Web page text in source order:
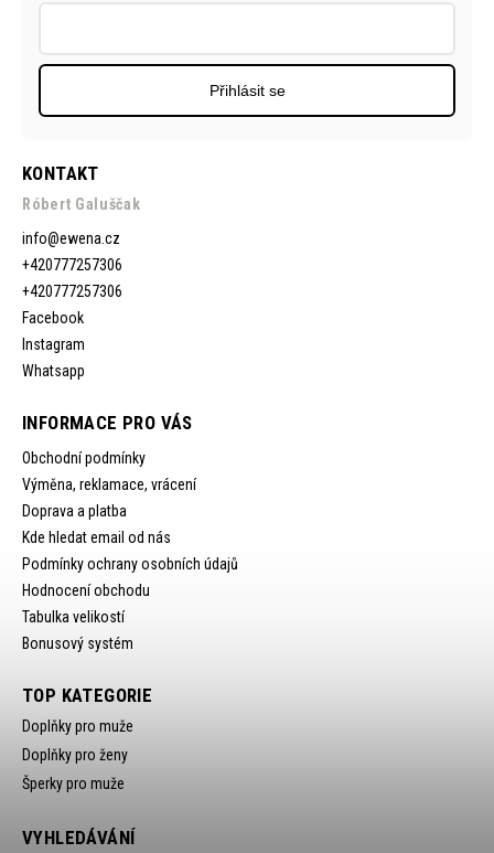
KONTAKT
Róbert Galuščak
info@ewena.cz
+420777257306
+420777257306
Facebook
Instagram
Whatsapp
INFORMACE PRO VÁS
Obchodní podmínky
Výměna, reklamace, vrácení
Doprava a platba
Kde hledat email od nás
Podmínky ochrany osobních údajů
Hodnocení obchodu
Tabulka velikostí
Bonusový systém
Přihlásit se
TOP KATEGORIE
Doplňky pro muže
Doplňky pro ženy
Šperky pro muže
VYHLEDÁVÁNÍ